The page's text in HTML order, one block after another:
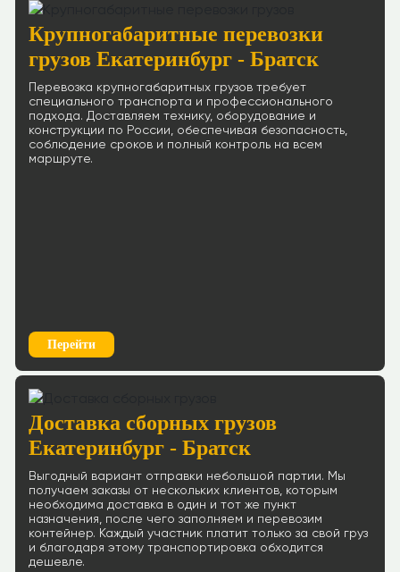
Крупногабаритные перевозки
грузов Екатеринбург - Братск
Перевозка крупногабаритных грузов требует
специального транспорта и профессионального
подхода. Доставляем технику, оборудование и
конструкции по России, обеспечивая безопасность,
соблюдение сроков и полный контроль на всем
маршруте.
Перейти
Доставка сборных грузов
Екатеринбург - Братск
Выгодный вариант отправки небольшой партии. Мы
получаем заказы от нескольких клиентов, которым
необходима доставка в один и тот же пункт
назначения, после чего заполняем и перевозим
контейнер. Каждый участник платит только за свой груз
и благодаря этому транспортировка обходится
дешевле.